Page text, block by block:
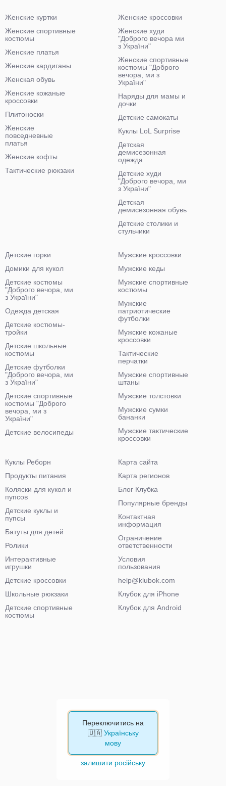
Женские куртки
Женские спортивные
костюмы
Женские платья
Женские кардиганы
Женская обувь
Женские кожаные
кроссовки
Плитоноски
Женские
повседневные
платья
Женские кофты
Тактические рюкзаки
Женские кроссовки
Женские худи
"Доброго вечора ми
з України"
Женские спортивные
костюмы "Доброго
вечора, ми з
України"
Наряды для мамы и
дочки
Детские самокаты
Куклы LoL Surprise
Детская
демисезонная
одежда
Детские худи
"Доброго вечора, ми
з України"
Детская
демисезонная обувь
Детские столики и
стульчики
Детские горки
Домики для кукол
Детские костюмы
"Доброго вечора, ми
з України"
Одежда детская
Детские костюмы-
тройки
Детские школьные
костюмы
Детские футболки
"Доброго вечора, ми
з України"
Детские спортивные
костюмы "Доброго
вечора, ми з
України"
Детские велосипеды
Мужские кроссовки
Мужские кеды
Мужские спортивные
костюмы
Мужские
патриотические
футболки
Мужские кожаные
кроссовки
Тактические
перчатки
Мужские спортивные
штаны
Мужские толстовки
Мужские сумки
бананки
Мужские тактические
кроссовки
Куклы Реборн
Продукты питания
Коляски для кукол и
пупсов
Детские куклы и
пупсы
Батуты для детей
Ролики
Интерактивные
игрушки
Детские кроссовки
Школьные рюкзаки
Детские спортивные
костюмы
Карта сайта
Карта регионов
Блог Клубка
Популярные бренды
Контактная
информация
Ограничение
ответственности
Условия
пользования
help@klubok.com
Клубок для iPhone
Клубок для Android
Переключитись на
🇺🇦 Українську
мову
залишити російську